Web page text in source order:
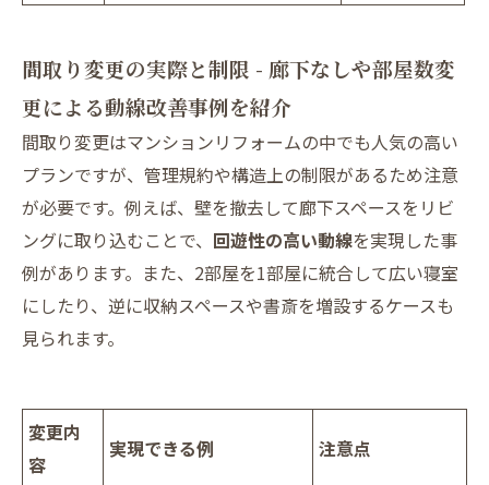
間取り変更の実際と制限 - 廊下なしや部屋数変
更による動線改善事例を紹介
間取り変更はマンションリフォームの中でも人気の高い
プランですが、管理規約や構造上の制限があるため注意
が必要です。例えば、壁を撤去して廊下スペースをリビ
ングに取り込むことで、 回遊性の高い動線を実現した事
例があります。また、2部屋を1部屋に統合して広い寝室
にしたり、逆に収納スペースや書斎を増設するケースも
見られます。
変更内
容
実現できる例 注意点